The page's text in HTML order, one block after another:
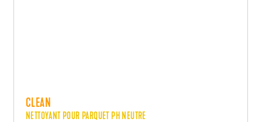
CLEAN
NETTOYANT POUR PARQUET PH NEUTRE